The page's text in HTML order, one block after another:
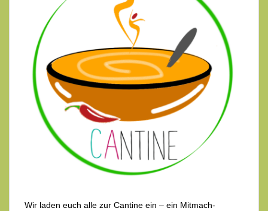
Wir laden euch alle zur Cantine ein – ein Mitmach-